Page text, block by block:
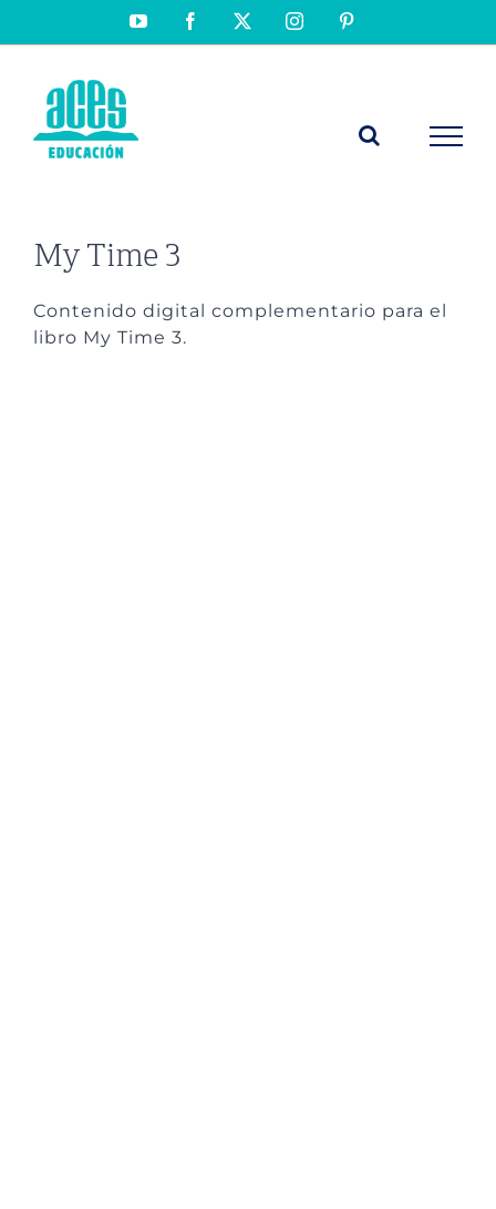
YouTubeFacebook Instagram
My Time 3
Contenido digital complementario para el
libro My Time 3.